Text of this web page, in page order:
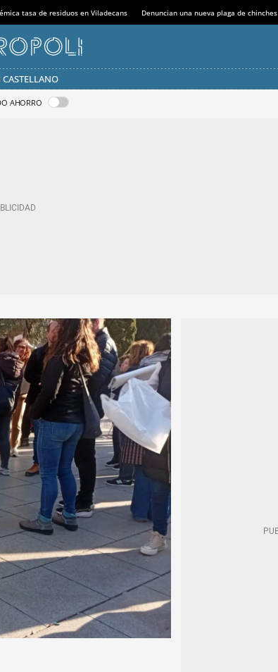
tasa de residuos en Viladecans Denuncian una nueva plaga de chinches
CASTELLANO
AHORRO